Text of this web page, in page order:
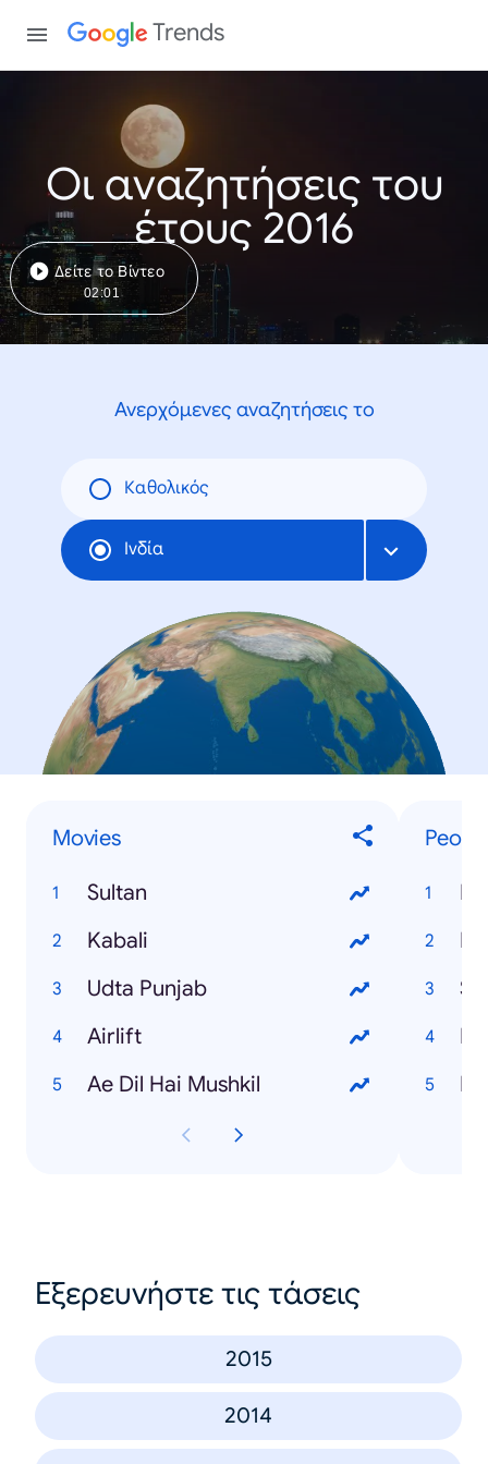
Trends
Οι αναζητήσεις του
έτους 2016
Δείτε το Βίντεο
02:01
Ανερχόμενες αναζητήσεις το
Καθολικός
Ινδία
Movies
Sultan
Kabali
Udta Punjab
Airlift
Ae Dil Hai Mushkil
Εξερευνήστε τις τάσεις
2015
2014